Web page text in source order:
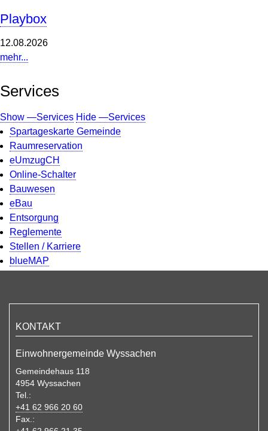
Playbox
12.08.2026
mehr...
Services
Show —Services Hide —Services
Spartageskarte Gemeinde
Raumreservation
eUmzugCH
Online-Schalter
Bauwesen
eBau
Entsorgung
Reglemente
Stellen / Karriere
blueMAP
KONTAKT
Einwohnergemeinde Wyssachen
Gemeindehaus 118
4954 Wyssachen
Tel.:
+41 62 966 20 60
Fax.: